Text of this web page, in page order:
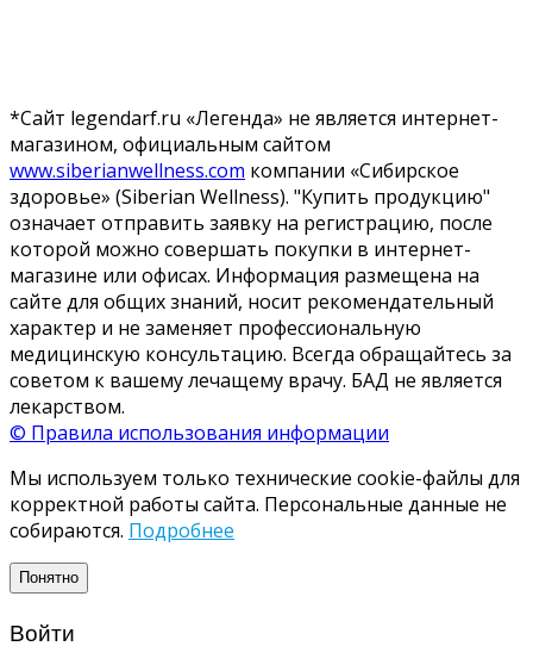
*Сайт legendarf.ru «Легенда» не является интернет-
магазином, официальным сайтом
www.siberianwellness.com компании «Сибирское
здоровье» (Siberian Wellness). "Купить продукцию"
означает отправить заявку на регистрацию, после
которой можно совершать покупки в интернет-
магазине или офисах. Информация размещена на
сайте для общих знаний, носит рекомендательный
характер и не заменяет профессиональную
медицинскую консультацию. Всегда обращайтесь за
советом к вашему лечащему врачу. БАД не является
лекарством.
© Правила использования информации
Мы используем только технические cookie-файлы для
корректной работы сайта. Персональные данные не
собираются. Подробнее
Понятно
Войти